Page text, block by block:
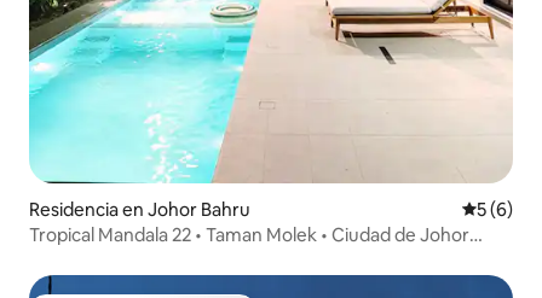
Residencia en Johor Bahru
5 (6)
Tropical Mandala 22 • Taman Molek • Ciudad de Johor